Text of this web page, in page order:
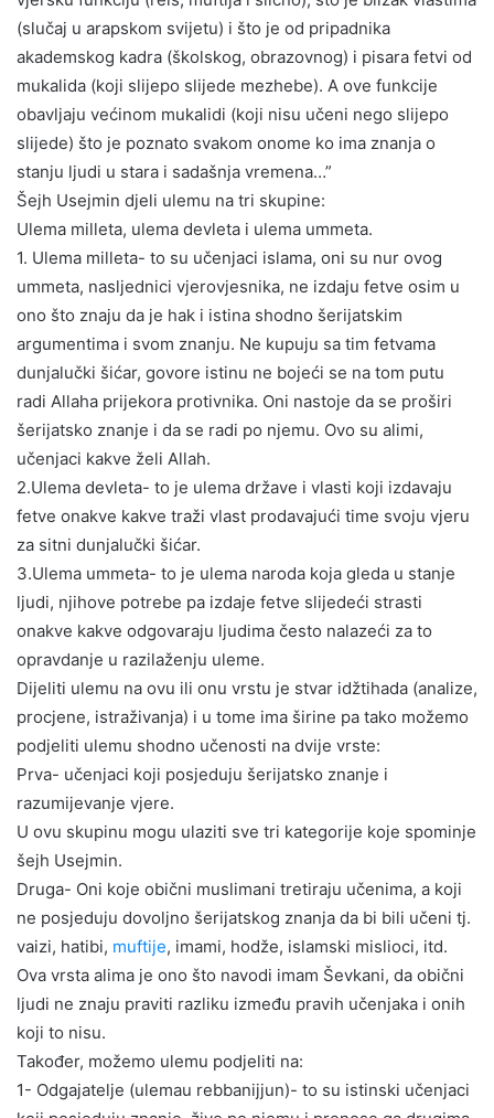
(slučaj u arapskom svijetu) i što je od pripadnika
akademskog kadra (školskog, obrazovnog) i pisara fetvi od
mukalida (koji slijepo slijede mezhebe). A ove funkcije
obavljaju većinom mukalidi (koji nisu učeni nego slijepo
slijede) što je poznato svakom onome ko ima znanja o
stanju ljudi u stara i sadašnja vremena…”
Šejh Usejmin djeli ulemu na tri skupine:
Ulema milleta, ulema devleta i ulema ummeta.
1. Ulema milleta- to su učenjaci islama, oni su nur ovog
ummeta, nasljednici vjerovjesnika, ne izdaju fetve osim u
ono što znaju da je hak i istina shodno šerijatskim
argumentima i svom znanju. Ne kupuju sa tim fetvama
dunjalučki šićar, govore istinu ne bojeći se na tom putu
radi Allaha prijekora protivnika. Oni nastoje da se proširi
šerijatsko znanje i da se radi po njemu. Ovo su alimi,
učenjaci kakve želi Allah.
2.Ulema devleta- to je ulema države i vlasti koji izdavaju
fetve onakve kakve traži vlast prodavajući time svoju vjeru
za sitni dunjalučki šićar.
3.Ulema ummeta- to je ulema naroda koja gleda u stanje
ljudi, njihove potrebe pa izdaje fetve slijedeći strasti
onakve kakve odgovaraju ljudima često nalazeći za to
opravdanje u razilaženju uleme.
Dijeliti ulemu na ovu ili onu vrstu je stvar idžtihada (analize,
procjene, istraživanja) i u tome ima širine pa tako možemo
podjeliti ulemu shodno učenosti na dvije vrste:
Prva- učenjaci koji posjeduju šerijatsko znanje i
razumijevanje vjere.
U ovu skupinu mogu ulaziti sve tri kategorije koje spominje
šejh Usejmin.
Druga- Oni koje obični muslimani tretiraju učenima, a koji
ne posjeduju dovoljno šerijatskog znanja da bi bili učeni tj.
vaizi, hatibi, muftije, imami, hodže, islamski mislioci, itd.
Ova vrsta alima je ono što navodi imam Ševkani, da obični
ljudi ne znaju praviti razliku između pravih učenjaka i onih
koji to nisu.
Također, možemo ulemu podjeliti na:
1- Odgajatelje (ulemau rebbanijjun)- to su istinski učenjaci